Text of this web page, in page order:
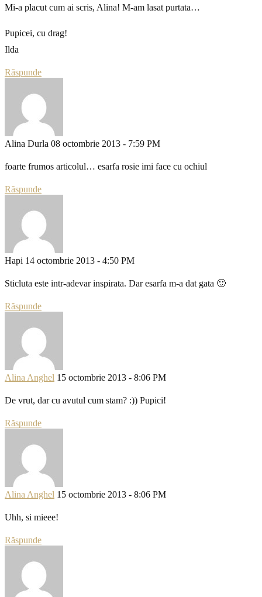
Mi-a placut cum ai scris, Alina! M-am lasat purtata…
Pupicei, cu drag!
Ilda
Răspunde
Alina Durla 08 octombrie 2013 - 7:59 PM
foarte frumos articolul… esarfa rosie imi face cu ochiul
Răspunde
Hapi 14 octombrie 2013 - 4:50 PM
Sticluta este intr-adevar inspirata. Dar esarfa m-a dat gata 🙂
Răspunde
Alina Anghel 15 octombrie 2013 - 8:06 PM
De vrut, dar cu avutul cum stam? :)) Pupici!
Răspunde
Alina Anghel 15 octombrie 2013 - 8:06 PM
Uhh, si mieee!
Răspunde